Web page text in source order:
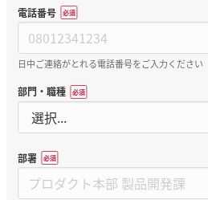
電話番号
日中ご連絡がとれる電話番号をご入力ください
部門・職種
部署